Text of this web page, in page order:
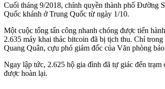
Cuối tháng 9/2018, chính quyền thành phố Đường
Quốc khánh ở Trung Quốc từ ngày 1/10.
Một cuộc tổng tấn công nhanh chóng được tiến
2.635 máy khai thác bitcoin đã bị tịch thu. Chỉ
Quang Quân, cựu phó giám đốc của Văn phòng
Ngay lập tức, 2.625 hộ gia đình đã tự giác đến
được hoàn lại.